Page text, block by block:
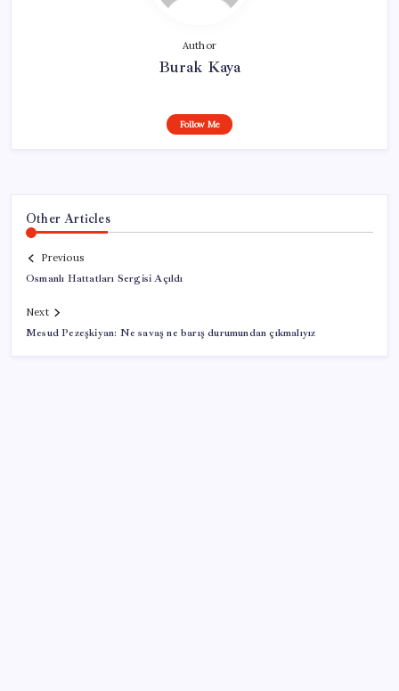
Author
Burak Kaya
Follow Me
Other Articles
Previous
Osmanlı Hattatları Sergisi Açıldı
Next
Mesud Pezeşkiyan: Ne savaş ne barış durumundan çıkmalıyız